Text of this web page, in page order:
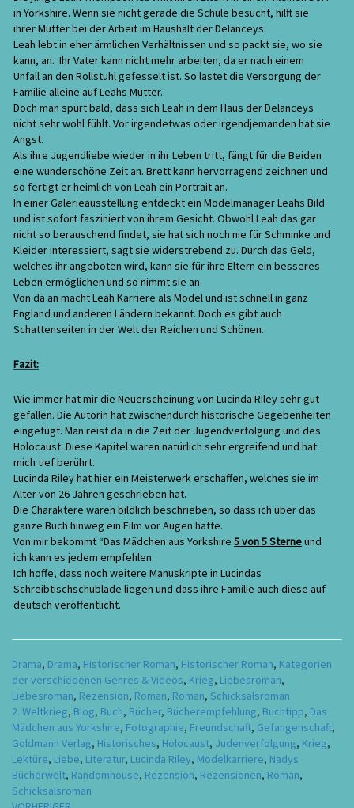
in Yorkshire. Wenn sie nicht gerade die Schule besucht, hilft sie
ihrer Mutter bei der Arbeit im Haushalt der Delanceys.
Leah lebt in eher ärmlichen Verhältnissen und so packt sie, wo sie
kann, an. Ihr Vater kann nicht mehr arbeiten, da er nach einem
Unfall an den Rollstuhl gefesselt ist. So lastet die Versorgung der
Familie alleine auf Leahs Mutter.
Doch man spürt bald, dass sich Leah in dem Haus der Delanceys
nicht sehr wohl fühlt. Vor irgendetwas oder irgendjemanden hat sie
Angst.
Als ihre Jugendliebe wieder in ihr Leben tritt, fängt für die Beiden
eine wunderschöne Zeit an. Brett kann hervorragend zeichnen und
so fertigt er heimlich von Leah ein Portrait an.
In einer Galerieausstellung entdeckt ein Modelmanager Leahs Bild
und ist sofort fasziniert von ihrem Gesicht. Obwohl Leah das gar
nicht so berauschend findet, sie hat sich noch nie für Schminke und
Kleider interessiert, sagt sie widerstrebend zu. Durch das Geld,
welches ihr angeboten wird, kann sie für ihre Eltern ein besseres
Leben ermöglichen und so nimmt sie an.
Von da an macht Leah Karriere als Model und ist schnell in ganz
England und anderen Ländern bekannt. Doch es gibt auch
Schattenseiten in der Welt der Reichen und Schönen.
Fazit:
Wie immer hat mir die Neuerscheinung von Lucinda Riley sehr gut
gefallen. Die Autorin hat zwischendurch historische Gegebenheiten
eingefügt. Man reist da in die Zeit der Jugendverfolgung und des
Holocaust. Diese Kapitel waren natürlich sehr ergreifend und hat
mich tief berührt.
Lucinda Riley hat hier ein Meisterwerk erschaffen, welches sie im
Alter von 26 Jahren geschrieben hat.
Die Charaktere waren bildlich beschrieben, so dass ich über das
ganze Buch hinweg ein Film vor Augen hatte.
Von mir bekommt “Das Mädchen aus Yorkshire 5 von 5 Sterneund
ich kann es jedem empfehlen.
Ich hoffe, dass noch weitere Manuskripte in Lucindas
Schreibtischschublade liegen und dass ihre Familie auch diese auf
deutsch veröffentlicht.
Drama, Drama, Historischer Roman, Historischer Roman, Kategorien
der verschiedenen Genres & Videos, Krieg, Liebesroman,
Liebesroman, Rezension, Roman, Roman, Schicksalsroman
2. Weltkrieg, Blog, Buch, Bücher, Bücherempfehlung, Buchtipp, Das
Mädchen aus Yorkshire, Fotographie, Freundschaft, Gefangenschaft,
Goldmann Verlag, Historisches, Holocaust, Judenverfolgung, Krieg,
Lektüre, Liebe, Literatur, Lucinda Riley, Modelkarriere, Nadys
Bücherwelt, Randomhouse, Rezension, Rezensionen, Roman,
Schicksalsroman